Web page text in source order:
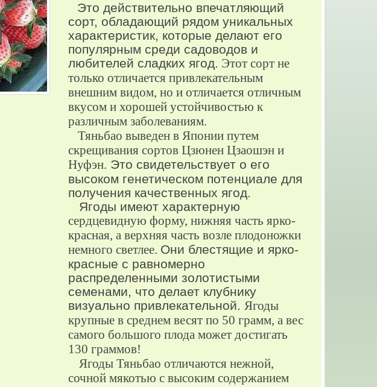
Это действительно впечатляющий
сорт, обладающий рядом уникальных
характеристик, которые делают его
популярным среди садоводов и
любителей сладких ягод. Этот сорт не
только отличается привлекательным
внешним видом, но и отличается отличным
вкусом и хорошей устойчивостью к
различным заболеваниям.
Тяньбао выведен в Японии путем
скрещивания сортов Цзюнен Цзаошэн и
Нуфэн. Это свидетельствует о его
высоком генетическом потенциале для
получения качественных ягод.
Ягоды имеют характерную
сердцевидную форму, нижняя часть ярко-
красная, а верхняя часть возле плодоножки
немного светлее. Они блестящие и ярко-
красные с равномерно
распределенными золотистыми
семенами, что делает клубнику
визуально привлекательной. Ягоды
крупные в среднем весят по 50 грамм, а вес
самого большого плода может достигать
130 граммов!
Ягоды Тяньбао отличаются нежной,
сочной мякотью с высоким содержанием